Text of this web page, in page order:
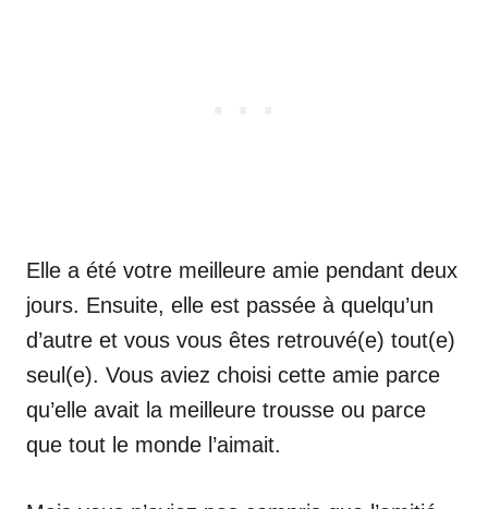
Elle a été votre meilleure amie pendant deux
jours. Ensuite, elle est passée à quelqu’un
d’autre et vous vous êtes retrouvé(e) tout(e)
seul(e). Vous aviez choisi cette amie parce
qu’elle avait la meilleure trousse ou parce
que tout le monde l’aimait.